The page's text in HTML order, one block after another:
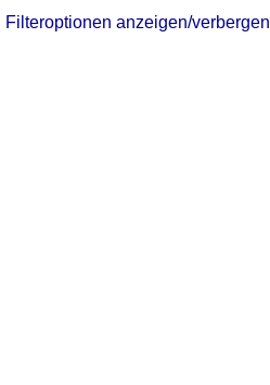
Filteroptionen anzeigen/verbergen